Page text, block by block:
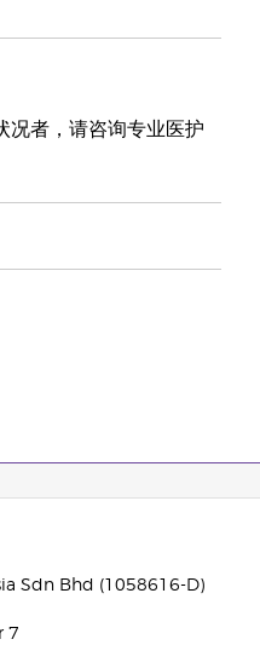
况者，请咨询专业医护
Sdn Bhd (1058616-D)
7